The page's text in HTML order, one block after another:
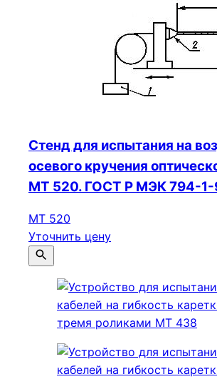
Стенд для испытания на
осевого кручения
МТ 520. ГОСТ Р МЭК 794-1-
МТ 520
Уточнить цену